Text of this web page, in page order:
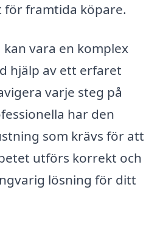
framtida köpare.
vara en komplex
hjälp av ett erfaret
varje steg på
har den
som krävs för att
utförs korrekt och
lösning för ditt